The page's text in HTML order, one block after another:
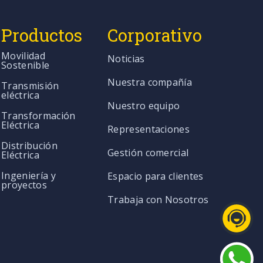
Productos
Movilidad
Sostenible
Transmisión
eléctrica
Transformación
Eléctrica
Distribución
Eléctrica
Ingeniería y
proyectos
Corporativo
Noticias
Nuestra compañía
Nuestro equipo
Representaciones
Gestión comercial
Espacio para clientes
Trabaja con Nosotros